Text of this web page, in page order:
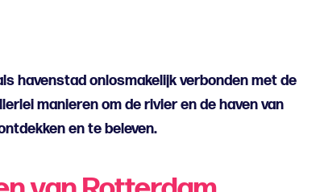
havenstad onlosmakelijk verbonden met de
manieren om de rivier en de haven van
en te beleven.